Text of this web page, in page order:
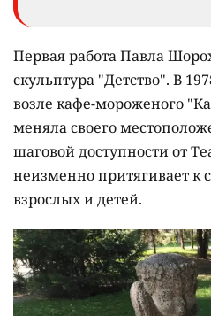
Первая работа Павла
скульптура "Детство". В
возле кафе-мороженого
меняла своего
шаговой доступности от
неизменно притягивает к
взрослых и детей.